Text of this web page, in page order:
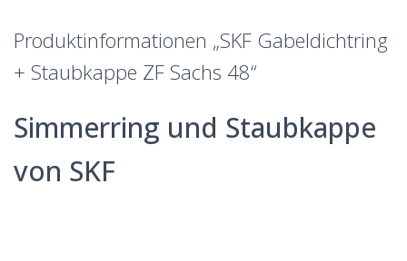
Produktinformationen „SKF Gabeldichtring
+ Staubkappe ZF Sachs 48“
Simmerring und Staubkappe
von SKF